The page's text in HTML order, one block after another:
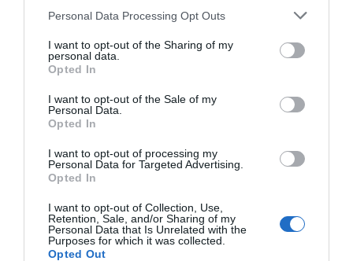
Please note that this website/app uses one or more Google
not limited to your visit or usage behaviour. You may click to
grant or deny consent to Google and its third-party tags to
use your data for below specified purposes in below Google
consent section.
Personal Data Processing Opt Outs
I want to opt-out of the Sharing of my
personal data.
Opted In
I want to opt-out of the Sale of my
Personal Data.
Opted In
I want to opt-out of processing my
Personal Data for Targeted Advertising.
Opted In
I want to opt-out of Collection, Use,
Retention, Sale, and/or Sharing of my
Personal Data that Is Unrelated with the
Purposes for which it was collected.
Opted Out
ΕΛΛΑΔΑ